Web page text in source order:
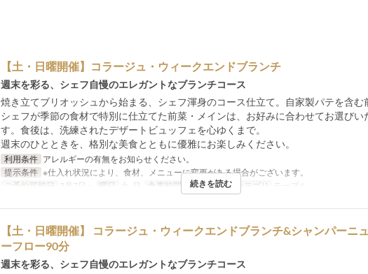
【土・日曜開催】コラージュ・ウィークエンドブランチ
週末を彩る、シェフ自慢のエレガントなブランチコース
焼き立てブリオッシュから始まる、シェフ渾身のコース仕立て。自家製パテを含む
シェフが季節の食材で特別に仕立てた前菜・メインは、お好みに合わせてお選びい
す。食後は、洗練されたデザートビュッフェを心ゆくまで。
週末のひとときを、格別な美食とともに優雅にお楽しみください。
利用条件 アレルギーの有無をお知らせください。
提示条件 ※仕入れ状況により、食材、メニューに変更がある場合がございます。
ご予約可能日
3月7日 ~ 曜日 土, 日 食事時間 ランチ 席のカテゴリ テーブル
続きを読む
【土・日曜開催】 コラージュ・ウィークエンドブランチ&シャンパーニ
ーフロー90分
週末を彩る、シェフ自慢のエレガントなブランチコース